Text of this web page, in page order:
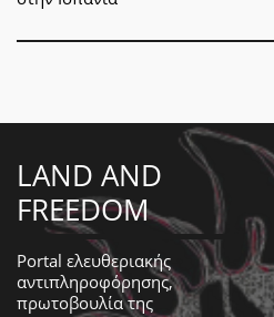
LAND AND
FREEDOM
Portal ελευθεριακής
αντιπληροφόρησης,
πρωτοβουλία της